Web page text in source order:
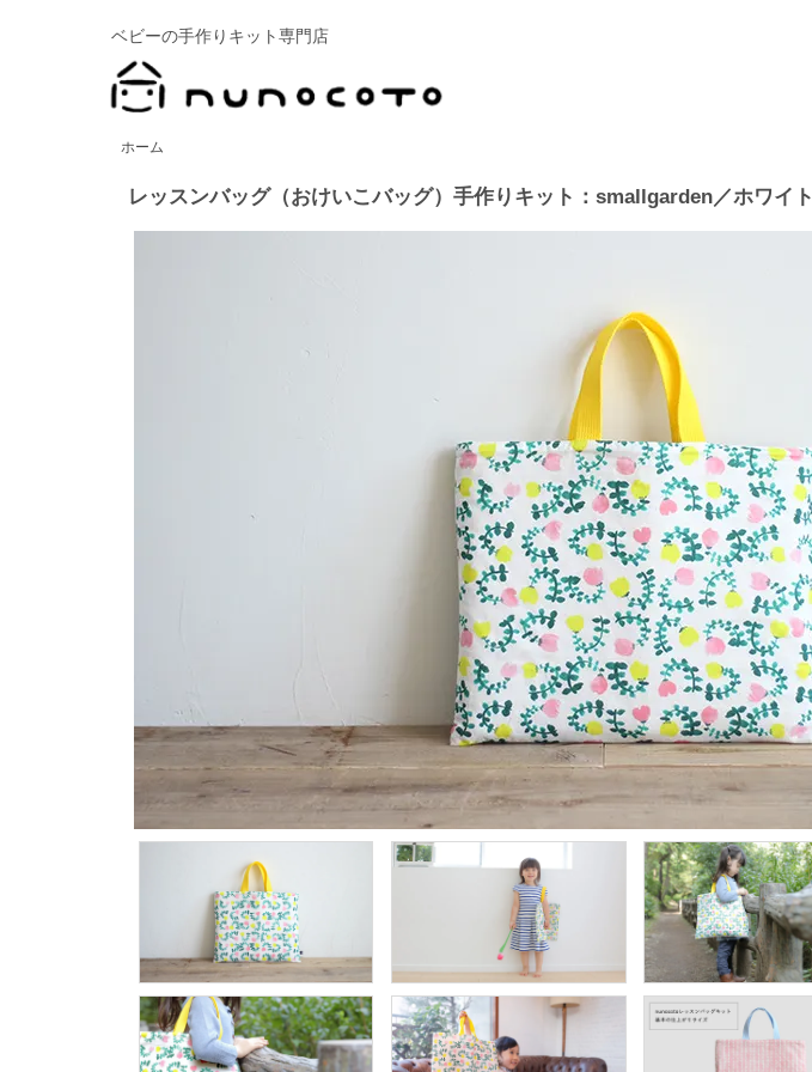
ベビーの手作りキット専門店
ホーム
レッスンバッグ（おけいこバッグ）手作りキット：smallgarden／ホワイト